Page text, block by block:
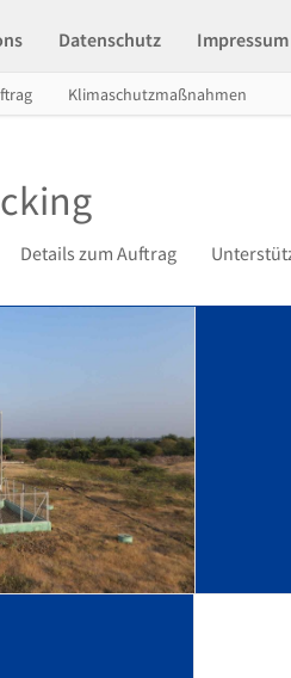
Datenschutz Impressum
Klimaschutzmaßnahmen
Details zum Auftrag